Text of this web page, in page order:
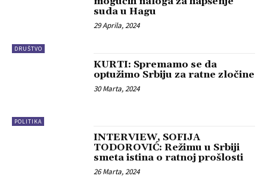
DRUŠTVO
suda u Hagu
29 Aprila, 2024
POLITIKA
KURTI: Spremamo se da
optužimo Srbiju za ratne zločine
30 Marta, 2024
INTERVIEW, SOFIJA
TODOROVIĆ: Režimu u Srbiji
smeta istina o ratnoj prošlosti
26 Marta, 2024